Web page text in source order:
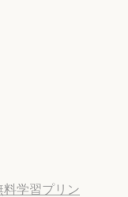
学習プリン